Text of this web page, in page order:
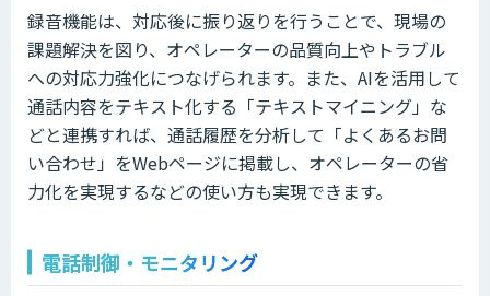
録音機能は、対応後に振り返りを行うことで、現場の
課題解決を図り、オペレーターの品質向上やトラブル
への対応力強化につなげられます。また、AIを活用して
通話内容をテキスト化する「テキストマイニング」な
どと連携すれば、通話履歴を分析して「よくあるお問
い合わせ」をWebページに掲載し、オペレーターの省
力化を実現するなどの使い方も実現できます。
電話制御・モニタリング